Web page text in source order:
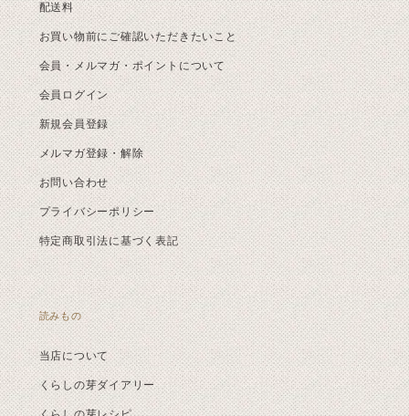
配送料
お買い物前にご確認いただきたいこと
会員・メルマガ・ポイントについて
会員ログイン
新規会員登録
メルマガ登録・解除
お問い合わせ
プライバシーポリシー
特定商取引法に基づく表記
読みもの
当店について
くらしの芽ダイアリー
くらしの芽レシピ